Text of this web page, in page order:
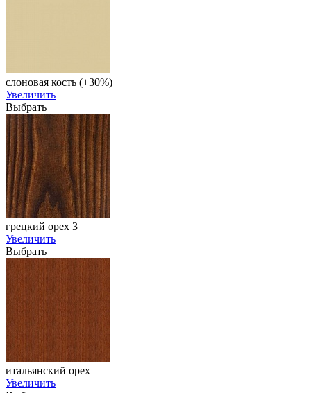
слоновая кость (+30%)
Увеличить
Выбрать
грецкий орех 3
Увеличить
Выбрать
итальянский орех
Увеличить